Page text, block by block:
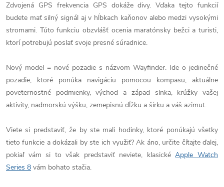
Zdvojená GPS frekvencia GPS dokáže divy. Vďaka tejto funkcií
budete mať silný signál aj v hĺbkach kaňonov alebo medzi vysokými
stromami. Túto funkciu obzvlášť ocenia maratónsky bežci a turisti,
ktorí potrebujú poslať svoje presné súradnice.
Nový model = nové pozadie s názvom Wayfinder. Ide o jedinečné
pozadie, ktoré ponúka navigáciu pomocou kompasu, aktuálne
poveternostné podmienky, východ a západ slnka, krúžky vašej
aktivity, nadmorskú výšku, zemepisnú dĺžku a šírku a váš azimut.
Viete si predstaviť, že by ste mali hodinky, ktoré ponúkajú všetky
tieto funkcie a dokázali by ste ich využiť? Ak áno, určite čítajte ďalej,
pokiaľ vám si to však predstaviť neviete, klasickéApple Watch
Series 8 vám bohato stačia.